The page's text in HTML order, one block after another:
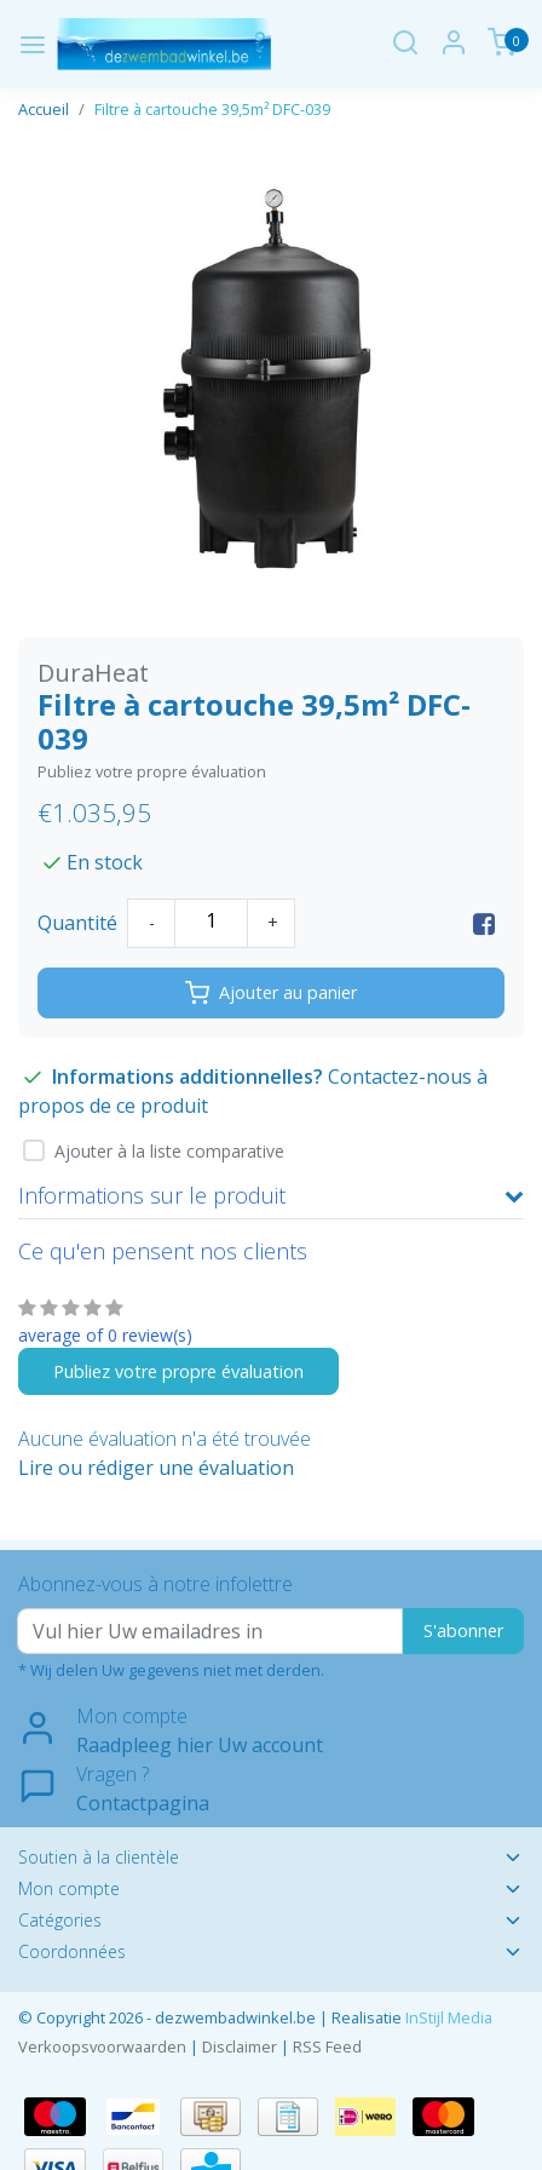
0
Accueil Filtre à cartouche 39,5m² DFC-039
DuraHeat
Filtre à cartouche 39,5m² DFC-
039
Publiez votre propre évaluation
€1.035,95
En stock
Quantité - +
Ajouter au panier
Informations additionnelles? Contactez-nous à
propos de ce produit
Ajouter à la liste comparative
Informations sur le produit
Ce qu'en pensent nos clients
average of 0 review(s)
Publiez votre propre évaluation
Aucune évaluation n'a été trouvée
Lire ou rédiger une évaluation
Abonnez-vous à notre infolettre
S'abonner
* Wij delen Uw gegevens niet met derden.
Mon compte
Raadpleeg hier Uw account
Vragen ?
Contactpagina
Soutien à la clientèle
Mon compte
Catégories
Coordonnées
© Copyright 2026 - dezwembadwinkel.be | Realisatie InStijl Media
Verkoopsvoorwaarden | Disclaimer | RSS Feed